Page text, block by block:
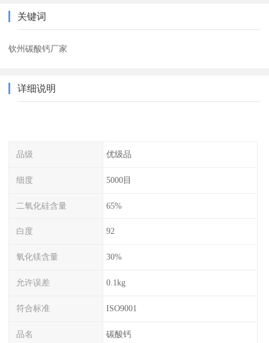
关键词
钦州碳酸钙厂家
详细说明
品级 优级品
细度 5000目
二氧化硅含量 65%
白度 92
氧化镁含量 30%
允许误差 0.1kg
符合标准 ISO9001
品名 碳酸钙